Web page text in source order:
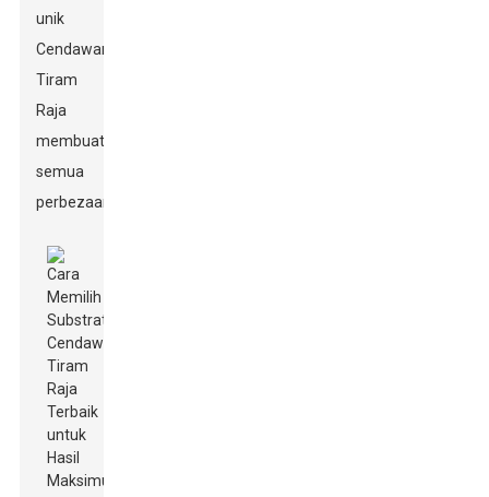
unik
Cendawan
Tiram
Raja
membuat
semua
perbezaan.